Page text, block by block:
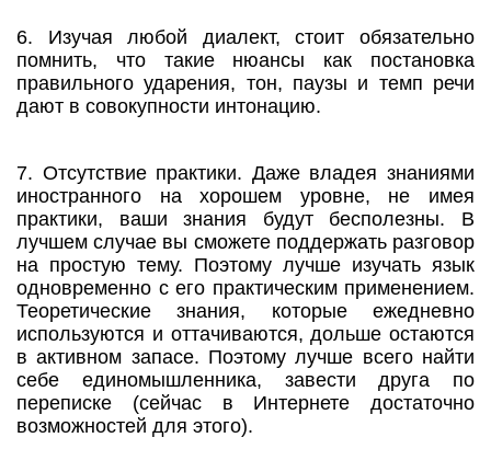
6. Изучая любой диалект, стоит обязательно
помнить, что такие нюансы как постановка
правильного ударения, тон, паузы и темп речи
дают в совокупности интонацию.
7. Отсутствие практики. Даже владея знаниями
иностранного на хорошем уровне, не имея
практики, ваши знания будут бесполезны. В
лучшем случае вы сможете поддержать разговор
на простую тему. Поэтому лучше изучать язык
одновременно с его практическим применением.
Теоретические знания, которые ежедневно
используются и оттачиваются, дольше остаются
в активном запасе. Поэтому лучше всего найти
себе единомышленника, завести друга по
переписке (сейчас в Интернете достаточно
возможностей для этого).